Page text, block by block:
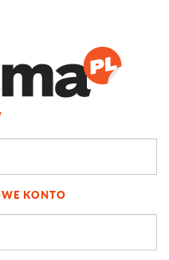
KONTO